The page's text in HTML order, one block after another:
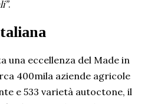
.
una eccellenza del Made in
400mila aziende agricole
e 533 varietà autoctone, il